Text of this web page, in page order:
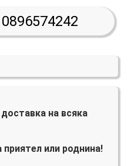
на всяка
или роднина!